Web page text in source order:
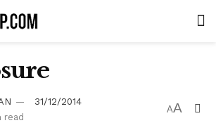
31/12/2014
read
AA